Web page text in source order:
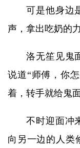
可是他身边
声，拿出吃奶的
洛无笙见鬼
说道“师傅，你
着，转手就给鬼
不时迎面冲
向另一边的人类